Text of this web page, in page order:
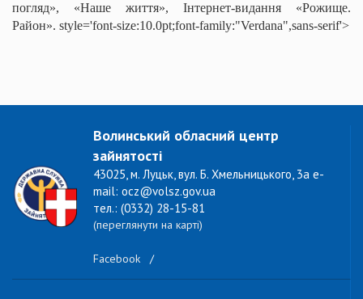
погляд», «Наше життя», Інтернет-видання «Рожище.
Район». style='font-size:10.0pt;font-family:"Verdana",sans-serif'>
Волинський обласний центр
зайнятості
43025, м. Луцьк, вул. Б. Хмельницького, 3а e-
mail: ocz@volsz.gov.ua
тел.: (0332) 28-15-81
(переглянути на карті)
Facebook /